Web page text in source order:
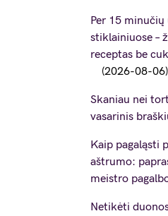
Per 15
stiklainiuose –
receptas be
2026-08-06
Skaniau nei
vasarinis
Kaip pagaląsti
aštrumo:
meistro
Netikėti